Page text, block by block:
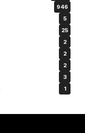
946
5
25
2
2
2
3
1